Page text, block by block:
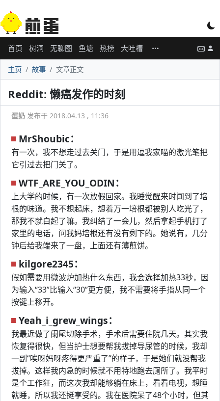
首页 树洞 无聊图 鱼塘 热榜 大吐槽
主页 故事 文章正文
Reddit: 懒癌发作的时刻
蛋奶 发布于 2018.04.13 , 11:36
MrShoubic：
有一次，我不想走过去关门，于是用逗我家喵的激光笔把
它引过去把门关了。
WTF_ARE_YOU_ODIN：
上大学的时候，有一次放假回家。我睡觉醒来时闻到了培
根的味道。我不想起床，想着万一培根都被别人吃光了，
那我不就白起了嘛。我纠结了一会儿，然后拿起手机打了
家里的电话，问我妈培根还有没有剩下的。她说有，几分
钟后给我端来了一盘，上面还有薄煎饼。
kilgore2345：
假如需要用微波炉加热什么东西，我会选择加热33秒，因
为输入“33”比输入“30”更方便，我不需要将手指从同一个
按键上移开。
Yeah_i_grew_wings：
我最近做了阑尾切除手术，手术后需要住院几天。其实我
恢复得很快，但当护士想要帮我拔掉导尿管的时候，我却
一副“唉呀妈呀疼得更严重了”的样子，于是她们就没帮我
拔掉。这样我内急的时候就不用特地跑去厕所了。我平时
是个工作狂，而这次我却能够躺在床上，看看电视，想睡
就睡，所以我还挺享受的。我在医院呆了48个小时，但其